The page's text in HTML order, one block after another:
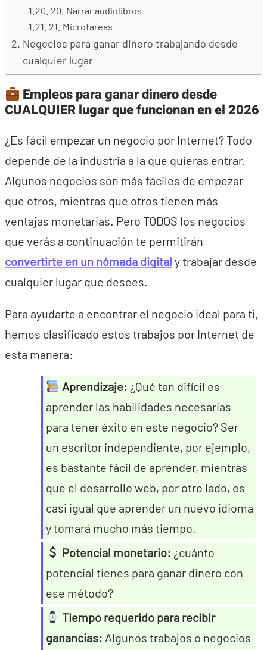
20. Narrar audiolibros
21. Microtareas
Negocios para ganar dinero trabajando desde
cualquier lugar
Empleos para ganar dinero desde
CUALQUIER lugar que funcionan en el 2026
¿Es fácil empezar un negocio por Internet? Todo
depende de la industria a la que quieras entrar.
Algunos negocios son más fáciles de empezar
que otros, mientras que otros tienen más
ventajas monetarias. Pero TODOS los negocios
que verás a continuación te permitirán
convertirte en un nómada digital y trabajar desde
cualquier lugar que desees.
Para ayudarte a encontrar el negocio ideal para ti,
hemos clasificado estos trabajos por Internet de
esta manera:
Aprendizaje: ¿Qué tan difícil es
aprender las habilidades necesarias
para tener éxito en este negocio? Ser
un escritor independiente, por ejemplo,
es bastante fácil de aprender, mientras
que el desarrollo web, por otro lado, es
casi igual que aprender un nuevo idioma
y tomará mucho más tiempo.
Potencial monetario: ¿cuánto
potencial tienes para ganar dinero con
ese método?
Tiempo requerido para recibir
ganancias: Algunos trabajos o negocios